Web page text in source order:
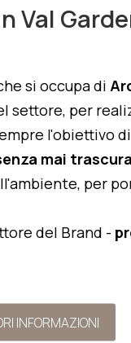
Val
si occupa di
settore, per
l'obiettivo
mai
per
del Brand -
INFORMAZIONI